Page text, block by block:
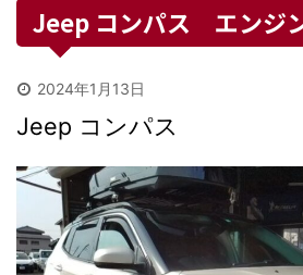
Jeep コンパス エンジ
2024年1月13日
Jeep コンパス